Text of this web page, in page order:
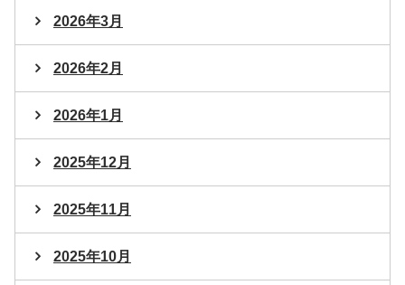
2026年3月
2026年2月
2026年1月
2025年12月
2025年11月
2025年10月